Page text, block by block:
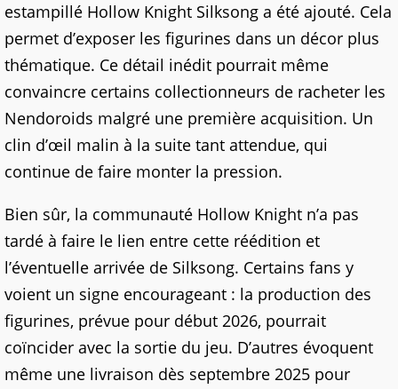
estampillé Hollow Knight Silksong a été ajouté. Cela
permet d’exposer les figurines dans un décor plus
thématique. Ce détail inédit pourrait même
convaincre certains collectionneurs de racheter les
Nendoroids malgré une première acquisition. Un
clin d’œil malin à la suite tant attendue, qui
continue de faire monter la pression.
Bien sûr, la communauté Hollow Knight n’a pas
tardé à faire le lien entre cette réédition et
l’éventuelle arrivée de Silksong. Certains fans y
voient un signe encourageant : la production des
figurines, prévue pour début 2026, pourrait
coïncider avec la sortie du jeu. D’autres évoquent
même une livraison dès septembre 2025 pour